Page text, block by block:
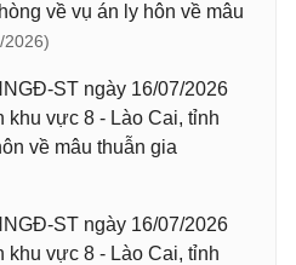
về vụ án ly hôn về mâu
2026)
ST ngày 16/07/2026
khu vực 8 - Lào Cai, tỉnh
về mâu thuẫn gia
ST ngày 16/07/2026
khu vực 8 - Lào Cai, tỉnh